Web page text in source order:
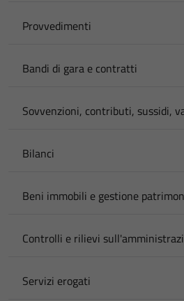
Provvedimenti
Bandi di gara e contratti
Sovvenzioni, contributi, sussidi,
Bilanci
Beni immobili e gestione
Controlli e rilievi
Servizi erogati